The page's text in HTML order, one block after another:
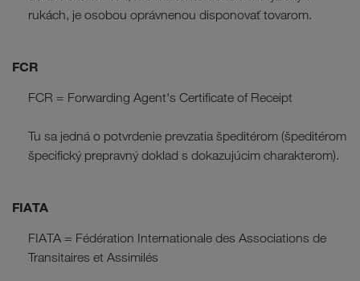
rukách, je osobou oprávnenou disponovať tovarom.
FCR
FCR = Forwarding Agent's Certificate of Receipt
Tu sa jedná o potvrdenie prevzatia špeditérom (špeditérom
špecifický prepravný doklad s dokazujúcim charakterom).
FIATA
FIATA = Fédération Internationale des Associations de
Transitaires et Assimilés